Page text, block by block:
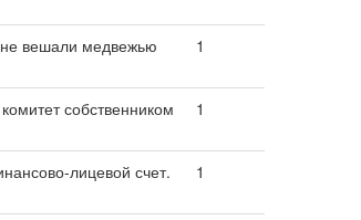
вешали медвежью
1
собственником
1
лицевой счет.
1